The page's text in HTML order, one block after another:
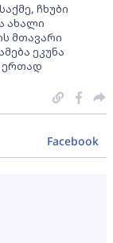
ჩხუბი
ახალი
მთავარი
ეკუნა
ერთად
Facebook